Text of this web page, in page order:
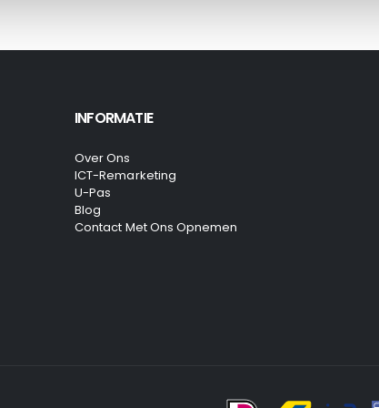
INFORMATIE
Over Ons
ICT-Remarketing
U-Pas
Blog
Contact Met Ons Opnemen